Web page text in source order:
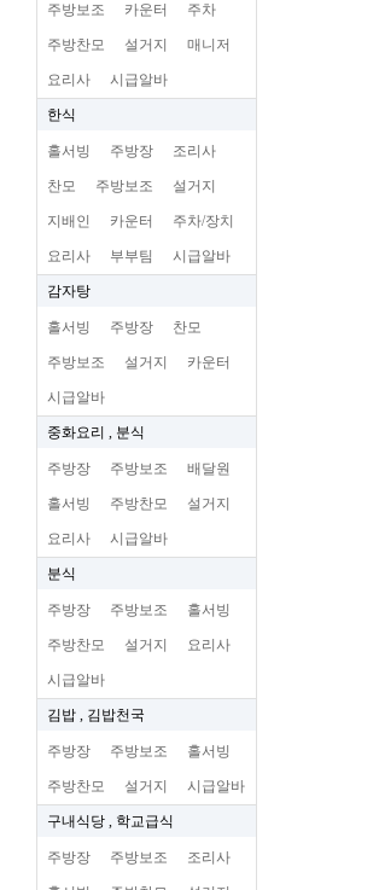
주방보조 카운터 주차
주방찬모 설거지 매니저
요리사 시급알바
한식
홀서빙 주방장 조리사
찬모 주방보조 설거지
지배인 카운터 주차/장치
요리사 부부팀 시급알바
감자탕
홀서빙 주방장 찬모
주방보조 설거지 카운터
시급알바
중화요리 , 분식
주방장 주방보조 배달원
홀서빙 주방찬모 설거지
요리사 시급알바
분식
주방장 주방보조 홀서빙
주방찬모 설거지 요리사
시급알바
김밥 , 김밥천국
주방장 주방보조 홀서빙
주방찬모 설거지 시급알바
구내식당 , 학교급식
주방장 주방보조 조리사